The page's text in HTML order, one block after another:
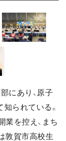
にあり、原子
られている。
を控え、まち
敦賀市高校生